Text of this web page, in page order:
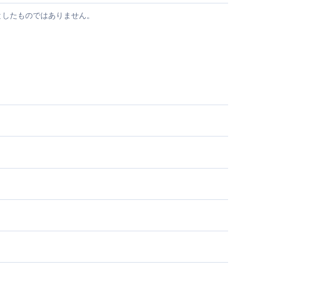
たものではありません。